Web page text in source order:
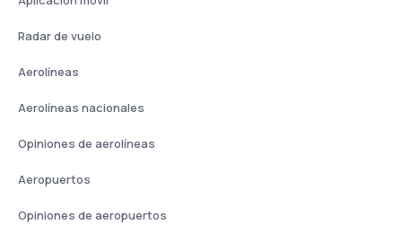
Radar de vuelo
Aerolíneas
Aerolíneas nacionales
Opiniones de aerolíneas
Aeropuertos
Opiniones de aeropuertos